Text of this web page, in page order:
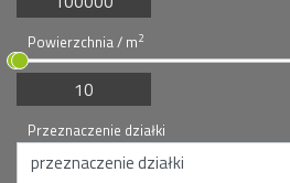
Powierzchnia / m2
Przeznaczenie działki